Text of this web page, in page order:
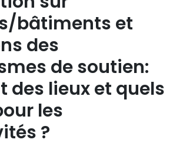
bâtiments et
des
de soutien:
des lieux et quels
les
?